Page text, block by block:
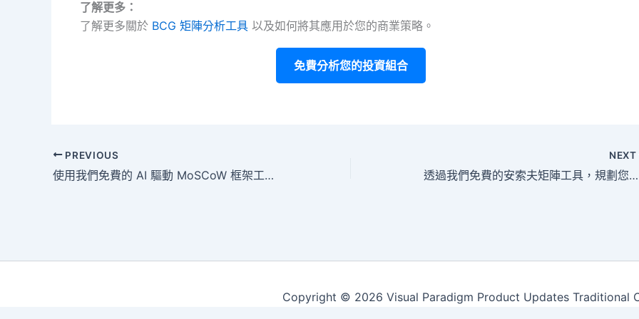
了解更多：
了解更多關於 BCG 矩陣分析工具 以及如何將其應用於您的商業策略。
免費分析您的投資組合
PREVIOUS
使用我們免費的 AI 驅動 MoSCoW 框架工具，清晰地優先排序
NEXT
透過我們免費的安索夫矩陣工具，規劃您的成長策略
Copyright © 2026 Visual Paradigm Product Updates Traditional